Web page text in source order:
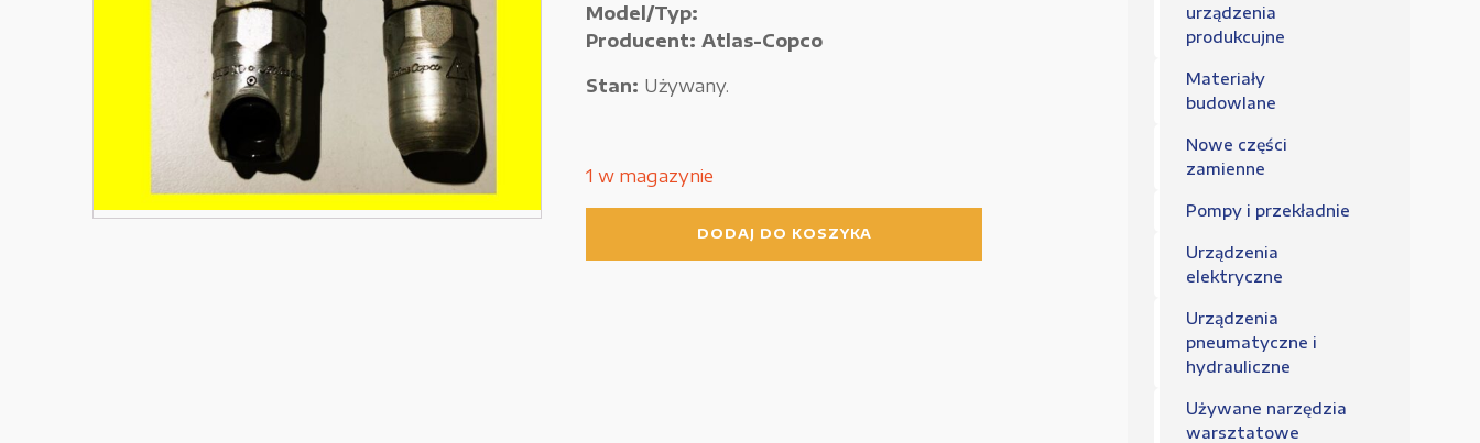
Nowe części zamienne Pozostałe
Model/Typ:
Producent: Atlas-Copco
Stan: Używany.
1 w magazynie
DODAJ DO KOSZYKA
urządzenia
produkcujne
Materiały
budowlane
Nowe części
zamienne
Pompy i przekładnie
Urządzenia
elektryczne
Urządzenia
pneumatyczne i
hydrauliczne
Używane narzędzia
warsztatowe